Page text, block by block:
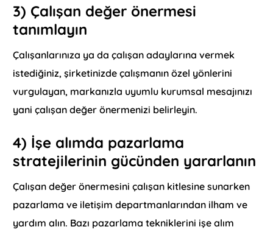
3) Çalışan değer önermesi
tanımlayın
Çalışanlarınıza ya da çalışan adaylarına vermek
istediğiniz, şirketinizde çalışmanın özel yönlerini
vurgulayan, markanızla uyumlu kurumsal mesajınızı
yani çalışan değer önermenizi belirleyin.
4) İşe alımda pazarlama
stratejilerinin gücünden yararlanın
Çalışan değer önermesini çalışan kitlesine sunarken
pazarlama ve iletişim departmanlarından ilham ve
yardım alın. Bazı pazarlama tekniklerini işe alım